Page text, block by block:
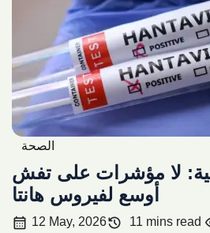
الصحة
لا مؤشرات على تفش
أوسع لفيروس هانتا
calendar_month 12 May, 2026history 11 mins read